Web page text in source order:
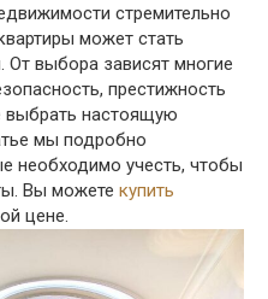
стремительно
может стать
выбора зависят многие
престижность
выбрать настоящую
мы подробно
необходимо учесть, чтобы
Вы можете купить
цене.